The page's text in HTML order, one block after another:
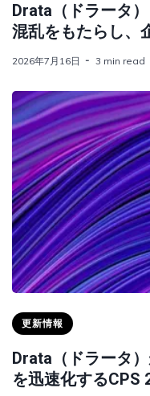
Drata（ドラータ
混乱をもたらし、
2026年7月16日 3 min read
更新情報
Drata（ドラータ
を迅速化するCPS